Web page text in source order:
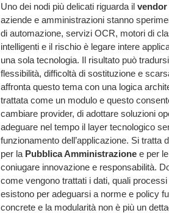
Uno dei nodi più delicati riguarda il
aziende e amministrazioni stanno
di automazione, servizi OCR, motori di
intelligenti e il rischio è legare intere
una sola tecnologia. Il risultato può
flessibilità, difficoltà di sostituzione e
affronta questo tema con una logica
trattata come un modulo e questo
cambiare provider, di adottare soluzioni
adeguare nel tempo il layer tecnologico
funzionamento dell’applicazione. Si tratta
per la Pubblica Amministrazione e per
coniugare innovazione e responsabilità.
come vengono trattati i dati, quali
esistono per adeguarsi a norme e policy
concrete e la modularità non è più un